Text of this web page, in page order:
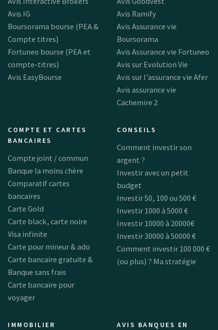
Avis IG
Boursorama bourse (PEA &
Compte titres)
Fortuneo bourse (PEA et
compte-titres)
Avis EasyBourse
Avis Ramify
Avis Assurance vie
Boursorama
Avis Assurance vie Fortuneo
Avis sur Evolution Vie
Avis sur l’assurance vie Afer
Avis assurance vie
Cachemire 2
COMPTE ET CARTES
BANCAIRES
Compte joint / commun
Banque la moins chère
Comparatif cartes
bancaires
Carte Gold
Carte black, carte noire
Visa infinite
Carte pour mineur & ado
Carte bancaire gratuite &
Banque sans frais
Carte bancaire pour
voyager
CONSEILS
Comment investir son
argent ?
Investir avec un petit
budget
Investir 50, 100 ou 500 €
Investir 1000 à 5000 €
Investir 10000 à 20000€
Investir 30000 à 50000 €
Comment investir 100 000 €
(ou plus) ? Ma stratégie
IMMOBILIER
AVIS BANQUES EN